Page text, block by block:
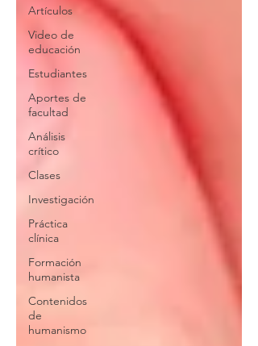
Artículos
Video de
educación
Estudiantes
Aportes de
facultad
Análisis
crítico
Clases
Investigación
Práctica
clínica
Formación
humanista
Contenidos
de
humanismo